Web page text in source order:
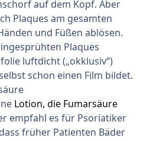
auf dem Kopf. Aber
Plaques am gesamten
und Füßen ablösen.
Plaques
luftdicht („okklusiv“)
schon einen Film bildet.
Lotion, die Fumarsäure
empfahl es für Psoriatiker
früher Patienten Bäder